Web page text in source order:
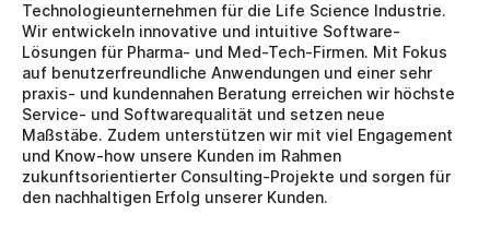
Technologieunternehmen für die Life Science Industrie.
Wir entwickeln innovative und intuitive Software-
Lösungen für Pharma- und Med-Tech-Firmen. Mit Fokus
auf benutzerfreundliche Anwendungen und einer sehr
praxis- und kundennahen Beratung erreichen wir höchste
Service- und Softwarequalität und setzen neue
Maßstäbe. Zudem unterstützen wir mit viel Engagement
und Know-how unsere Kunden im Rahmen
zukunftsorientierter Consulting-Projekte und sorgen für
den nachhaltigen Erfolg unserer Kunden.